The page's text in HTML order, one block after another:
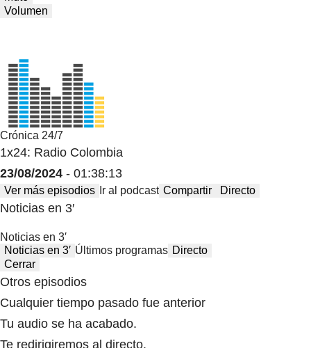
Volumen
Crónica 24/7
1x24: Radio Colombia
23/08/2024 - 01:38:13
Ver más episodios Ir al podcast Compartir Directo
Noticias en 3′
Noticias en 3′
Noticias en 3′ Últimos programas Directo
Cerrar
Otros episodios
Cualquier tiempo pasado fue anterior
Tu audio se ha acabado.
Te redirigiremos al directo.